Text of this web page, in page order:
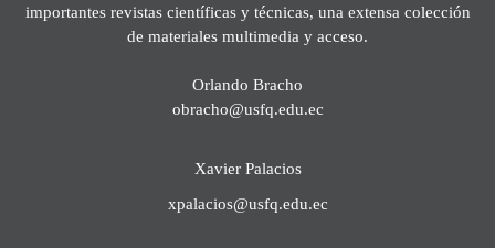
importantes revistas científicas y técnicas, una extensa colección
de materiales multimedia y acceso.
Orlando Bracho
obracho@usfq.edu.ec
Xavier Palacios
xpalacios@usfq.edu.ec